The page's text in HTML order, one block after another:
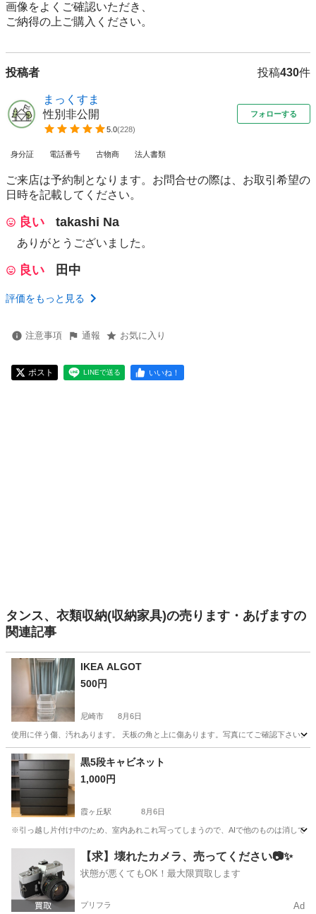
画像をよくご確認いただき、
ご納得の上ご購入ください。
投稿者 投稿430件
まっくすま
性別非公開
5.0(228)
フォローする
身分証 電話番号 古物商 法人書類
ご来店は予約制となります。お問合せの際は、お取引希望の
日時を記載してください。
良い takashi Na
ありがとうございました。
良い 田中
評価をもっと見る
注意事項 通報 お気に入り
ポスト LINEで送る いいね！
タンス、衣類収納(収納家具)の売ります・あげますの
関連記事
IKEA ALGOT
500円
尼崎市 8月6日
使用に伴う傷、汚れあります。 天板の角と上に傷あります。写真にてご確認下さい。
兵庫 尼崎市 ドレッサー
黒5段キャビネット
1,000円
霞ヶ丘駅 8月6日
※引っ越し片付け中のため、室内あれこれ写ってしまうので、AIで他のものは消して
霞ヶ丘駅 収納家具
【求】壊れたカメラ、売ってください📷✨
状態が悪くてもOK！最大限買取します
プリフラ Ad